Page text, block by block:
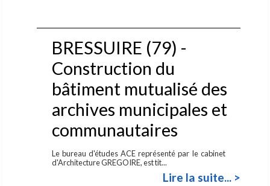
BRESSUIRE (79) -
Construction du
bâtiment mutualisé des
archives municipales et
communautaires
Le bureau d'études ACE représenté par le cabinet
d'Architecture GREGOIRE, est tit...
Lire la suite... >